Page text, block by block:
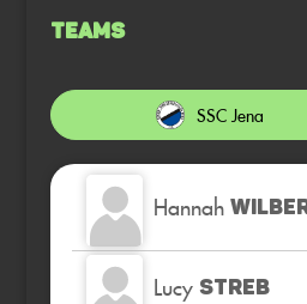
Teams
SSC Jena
Hannah
Lucy STREB